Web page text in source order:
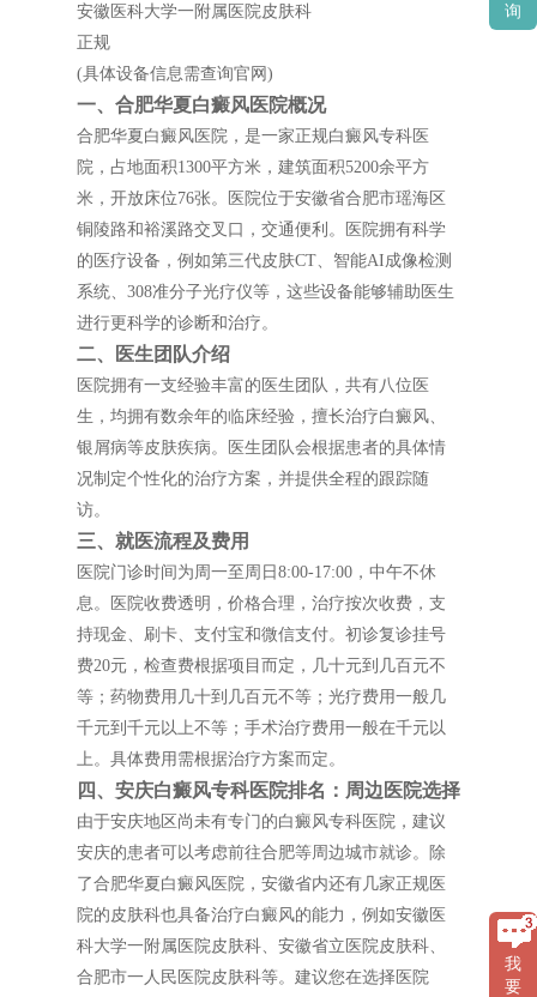
安徽医科大学一附属医院皮肤科
正规
(具体设备信息需查询官网)
一、合肥华夏白癜风医院概况
合肥华夏白癜风医院，是一家正规白癜风专科医
院，占地面积1300平方米，建筑面积5200余平方
米，开放床位76张。医院位于安徽省合肥市瑶海区
铜陵路和裕溪路交叉口，交通便利。医院拥有科学
的医疗设备，例如第三代皮肤CT、智能AI成像检测
系统、308准分子光疗仪等，这些设备能够辅助医生
进行更科学的诊断和治疗。
二、医生团队介绍
医院拥有一支经验丰富的医生团队，共有八位医
生，均拥有数余年的临床经验，擅长治疗白癜风、
银屑病等皮肤疾病。医生团队会根据患者的具体情
况制定个性化的治疗方案，并提供全程的跟踪随
访。
三、就医流程及费用
医院门诊时间为周一至周日8:00-17:00，中午不休
息。医院收费透明，价格合理，治疗按次收费，支
持现金、刷卡、支付宝和微信支付。初诊复诊挂号
费20元，检查费根据项目而定，几十元到几百元不
等；药物费用几十到几百元不等；光疗费用一般几
千元到千元以上不等；手术治疗费用一般在千元以
上。具体费用需根据治疗方案而定。
四、安庆白癜风专科医院排名：周边医院选择
由于安庆地区尚未有专门的白癜风专科医院，建议
安庆的患者可以考虑前往合肥等周边城市就诊。除
了合肥华夏白癜风医院，安徽省内还有几家正规医
院的皮肤科也具备治疗白癜风的能力，例如安徽医
科大学一附属医院皮肤科、安徽省立医院皮肤科、
合肥市一人民医院皮肤科等。建议您在选择医院
我
要
询